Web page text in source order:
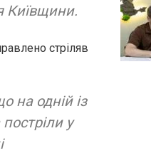
Київщини.
стріляв
на одній із
у